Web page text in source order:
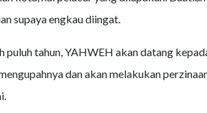
supaya engkau diingat.
puluh tahun, YAHWEH akan datang
dan akan melakukan